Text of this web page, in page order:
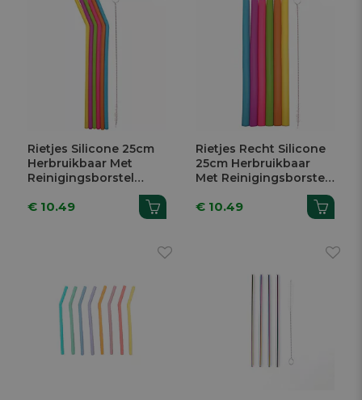
Rietjes Silicone 25cm
Herbruikbaar Met
Reinigingsborstel
€ 10.49
Rietjes Recht Silicone
25cm Herbruikbaar
Met Reinigingsborstel
€ 10.49